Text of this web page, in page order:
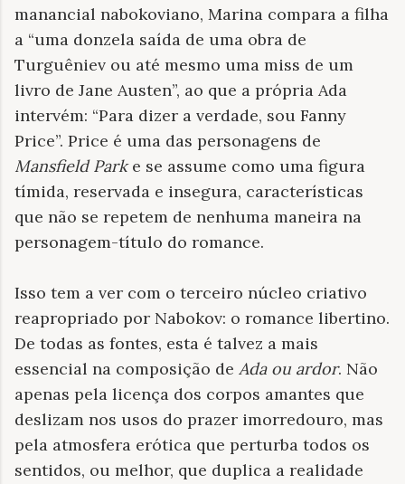
manancial nabokoviano, Marina compara a filha
a “uma donzela saída de uma obra de
Turguêniev ou até mesmo uma miss de um
livro de Jane Austen”, ao que a própria Ada
intervém: “Para dizer a verdade, sou Fanny
Price”. Price é uma das personagens de
Mansfield Parke se assume como uma figura
tímida, reservada e insegura, características
que não se repetem de nenhuma maneira na
personagem-título do romance.
Isso tem a ver com o terceiro núcleo criativo
reapropriado por Nabokov: o romance libertino.
De todas as fontes, esta é talvez a mais
essencial na composição de Ada ou ardor. Não
apenas pela licença dos corpos amantes que
deslizam nos usos do prazer imorredouro, mas
pela atmosfera erótica que perturba todos os
sentidos, ou melhor, que duplica a realidade